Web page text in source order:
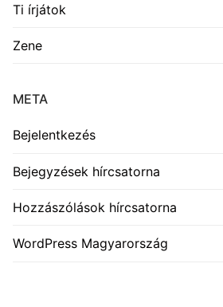
Ti írjátok
Zene
META
Bejelentkezés
Bejegyzések hírcsatorna
Hozzászólások hírcsatorna
WordPress Magyarország